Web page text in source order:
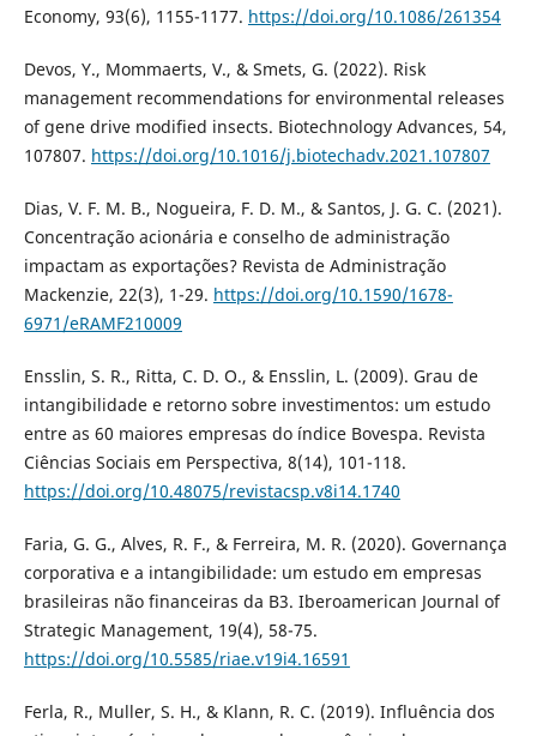
Economy, 93(6), 1155-1177. https://doi.org/10.1086/261354
Devos, Y., Mommaerts, V., & Smets, G. (2022). Risk
management recommendations for environmental releases
of gene drive modified insects. Biotechnology Advances, 54,
107807. https://doi.org/10.1016/j.biotechadv.2021.107807
Dias, V. F. M. B., Nogueira, F. D. M., & Santos, J. G. C. (2021).
Concentração acionária e conselho de administração
impactam as exportações? Revista de Administração
Mackenzie, 22(3), 1-29. https://doi.org/10.1590/1678-
6971/eRAMF210009
Ensslin, S. R., Ritta, C. D. O., & Ensslin, L. (2009). Grau de
intangibilidade e retorno sobre investimentos: um estudo
entre as 60 maiores empresas do índice Bovespa. Revista
Ciências Sociais em Perspectiva, 8(14), 101-118.
https://doi.org/10.48075/revistacsp.v8i14.1740
Faria, G. G., Alves, R. F., & Ferreira, M. R. (2020). Governança
corporativa e a intangibilidade: um estudo em empresas
brasileiras não financeiras da B3. Iberoamerican Journal of
Strategic Management, 19(4), 58-75.
https://doi.org/10.5585/riae.v19i4.16591
Ferla, R., Muller, S. H., & Klann, R. C. (2019). Influência dos